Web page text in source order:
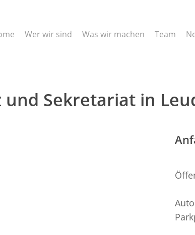
Wer wir sind Was wir machen Team
und Sekretariat in